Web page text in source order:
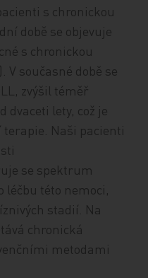
s chronickou
době se objevuje
s chronickou
současné době se
zvýšil téměř
dvaceti lety, což je
Naši pacienti
se spektrum
léčbu této nemoci,
stadií. Na
chronická
metodami